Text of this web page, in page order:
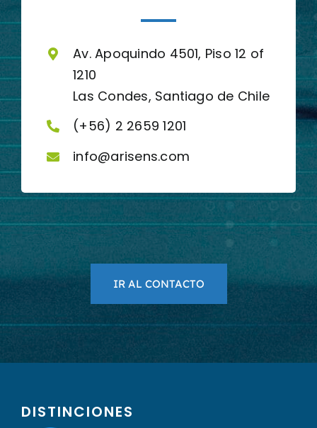
Av. Apoquindo 4501, Piso 12 of
1210
Las Condes, Santiago de Chile
(+56) 2 2659 1201
info@arisens.com
IR AL CONTACTO
DISTINCIONES